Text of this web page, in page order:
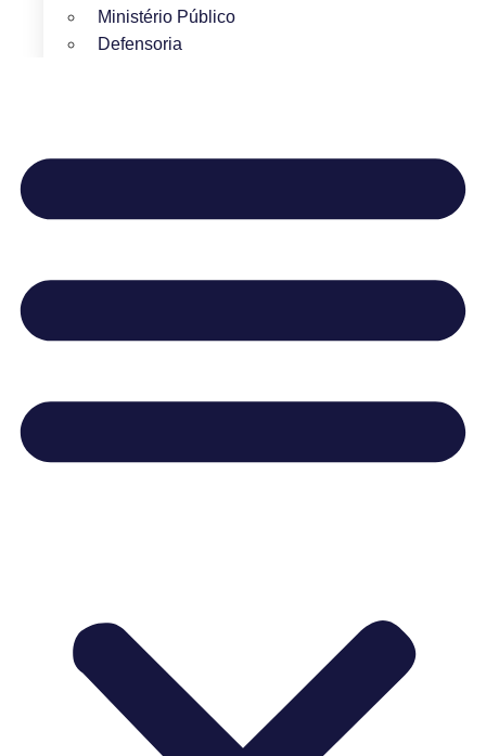
Ministério Público
Defensoria